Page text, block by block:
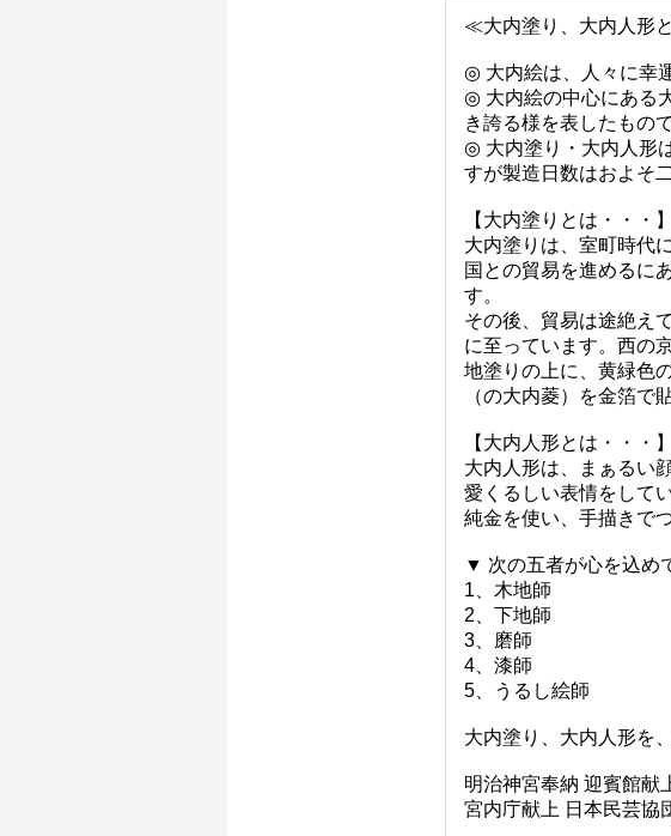
≪大内塗り、大内人形
◎ 大内絵は、人々に幸
◎ 大内絵の中心にある
き誇る様を表したもので
◎ 大内塗り・大内人形
すが製造日数はおよそ
【大内塗りとは・・・】
大内塗りは、室町時代
国との貿易を進めるに
す。
その後、貿易は途絶え
に至っています。西の
地塗りの上に、黄緑色
（の大内菱）を金箔で
【大内人形とは・・・】
大内人形は、まぁるい
愛くるしい表情をして
純金を使い、手描きで
▼ 次の五者が心を込め
1、木地師
2、下地師
3、磨師
4、漆師
5、うるし絵師
大内塗り、大内人形を
明治神宮奉納 迎賓館献
宮内庁献上 日本民芸協